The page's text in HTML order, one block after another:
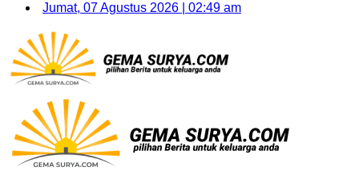
Jumat, 07 Agustus 2026 | 02:49 am